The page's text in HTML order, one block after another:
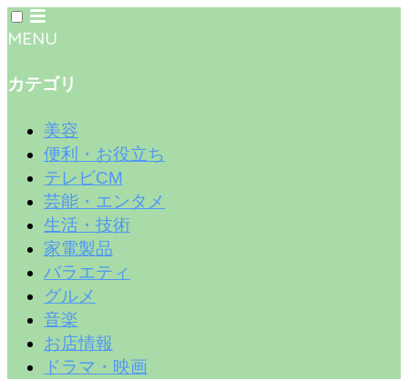
MENU
カテゴリ
美容
便利・お役立ち
テレビCM
芸能・エンタメ
生活・技術
家電製品
バラエティ
グルメ
音楽
お店情報
ドラマ・映画